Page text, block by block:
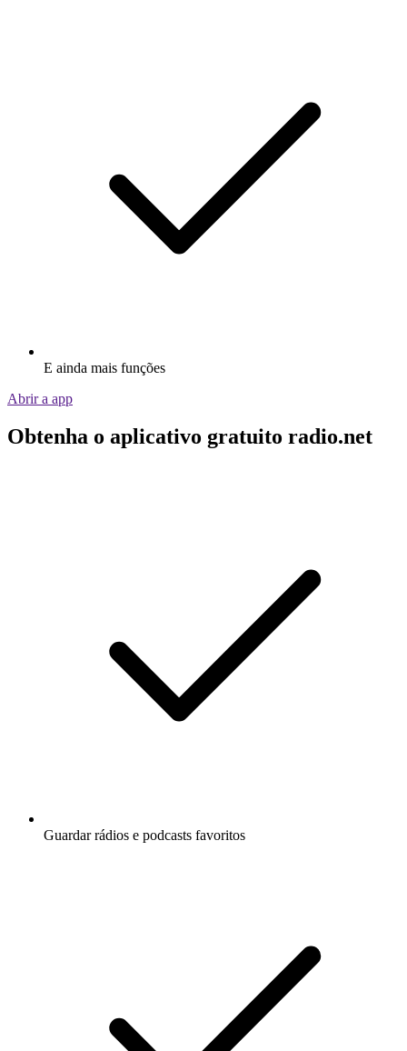
E ainda mais funções
Abrir a app
Obtenha o aplicativo gratuito radio.net
Guardar rádios e podcasts favoritos